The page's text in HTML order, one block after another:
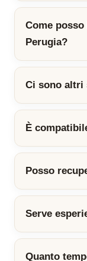
Come
Perugia?
Ci sono altri
È
Posso
Serve
Quanto